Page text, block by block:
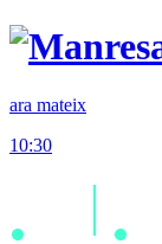
ara mateix
10:30